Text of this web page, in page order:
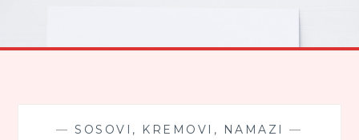
—SOSOVI, KREMOVI, NAMAZI —